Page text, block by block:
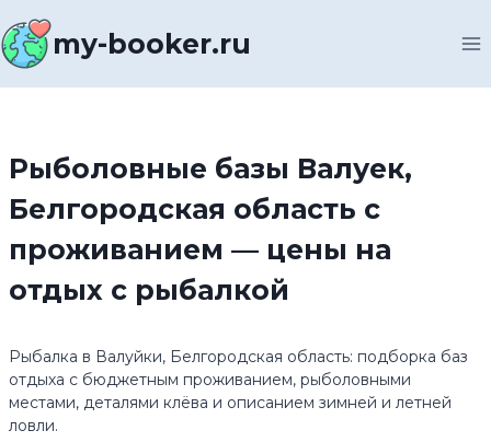
к
содержимомуmy-booker.ru
Рыболовные базы Валуек,
Белгородская область с
проживанием — цены на
отдых с рыбалкой
Рыбалка в Валуйки, Белгородская область: подборка баз
отдыха с бюджетным проживанием, рыболовными
местами, деталями клёва и описанием зимней и летней
ловли.